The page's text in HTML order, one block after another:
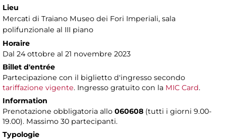
Lieu
Mercati di Traiano Museo dei Fori Imperiali, sala
polifunzionale al III piano
Horaire
Dal 24 ottobre al 21 novembre 2023
Billet d'entrée
Partecipazione con il biglietto d'ingresso secondo
tariffazione vigente. Ingresso gratuito con la MIC Card.
Information
Prenotazione obbligatoria allo 060608 (tutti i giorni 9.00-
19.00). Massimo 30 partecipanti.
Typologie